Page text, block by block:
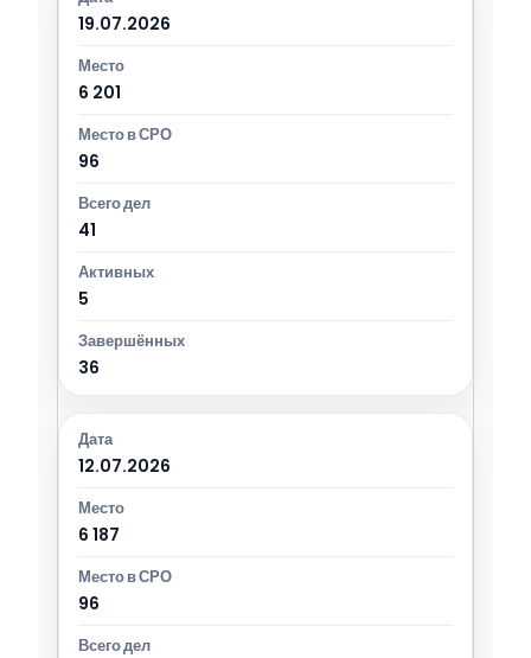
19.07.2026
6 201
96
41
5
36
12.07.2026
6 187
96